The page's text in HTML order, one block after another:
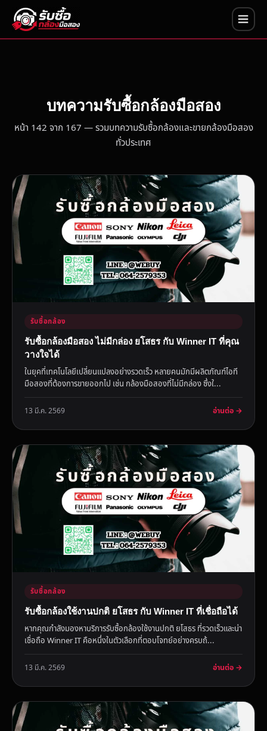
บทความรับซื้อกล้องมือสอง
หน้า 142 จาก 167 — รวมบทความรับซื้อกล้องและขายกล้องมือสอง
ทั่วประเทศ
รับซื้อกล้อง
รับซื้อกล้องมือสอง ไม่มีกล่อง ยโสธร กับ Winner IT ที่คุณ
วางใจได้
ในยุคที่เทคโนโลยีเปลี่ยนแปลงอย่างรวดเร็ว หลายคนมักมีผลิตภัณฑ์ไอที
มือสองที่ต้องการขายออกไป เช่น กล้องมือสองที่ไม่มีกล่อง ซึ่งใ...
13 มี.ค. 2569 อ่านต่อ →
รับซื้อกล้อง
รับซื้อกล้องใช้งานปกติ ยโสธร กับ Winner IT ที่เชื่อถือได้
หากคุณกำลังมองหาบริการรับซื้อกล้องใช้งานปกติ ยโสธร ที่รวดเร็วและน่า
เชื่อถือ Winner IT คือหนึ่งในตัวเลือกที่ตอบโจทย์อย่างครบถ้...
13 มี.ค. 2569 อ่านต่อ →